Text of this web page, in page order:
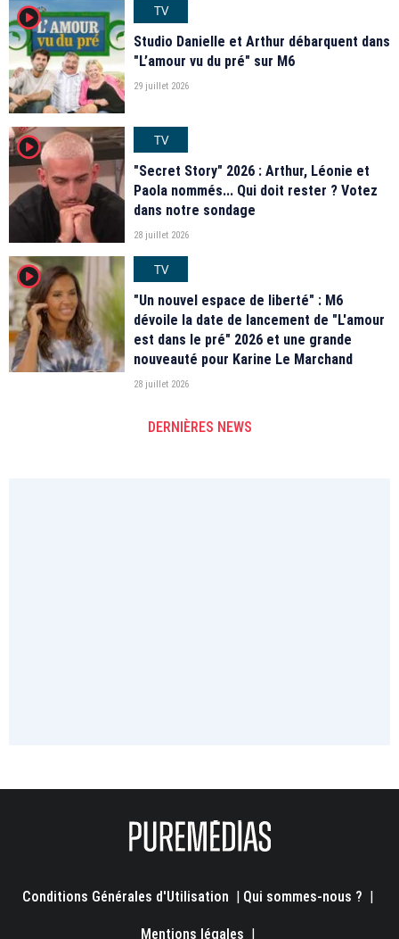
player2
TV
Studio Danielle et Arthur débarquent dans
"L’amour vu du pré" sur M6
29 juillet 2026
player2
TV
"Secret Story" 2026 : Arthur, Léonie et
Paola nommés... Qui doit rester ? Votez
dans notre sondage
28 juillet 2026
player2
TV
"Un nouvel espace de liberté" : M6
dévoile la date de lancement de "L'amour
est dans le pré" 2026 et une grande
nouveauté pour Karine Le Marchand
28 juillet 2026
DERNIÈRES NEWS
Conditions Générales d'Utilisation | Qui sommes-nous ? |
Mentions légales |